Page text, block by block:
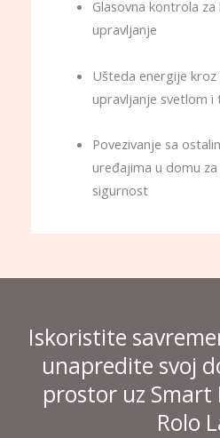
Glasovna kontrola
upravljanje
Ušteda energije
upravljanje svetlom
Povezivanje sa
uređajima u domu
sigurnost
Iskoristite
unapredite svoj
prostor uz Smart
Rolo